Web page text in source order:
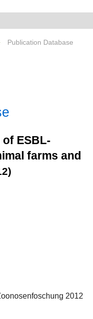
Publication Database
ESBL-
farms and
2012